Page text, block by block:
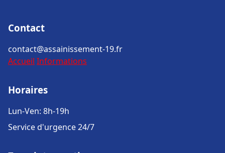
Contact
contact@assainissement-19.fr
Accueil Informations
Horaires
Lun-Ven: 8h-19h
Service d'urgence 24/7